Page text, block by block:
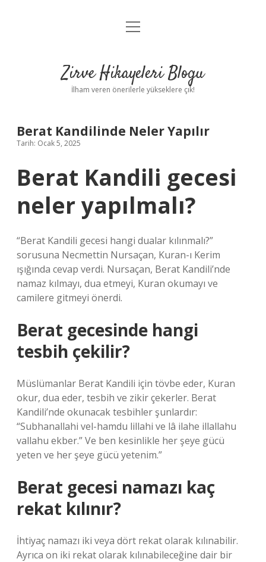
Anasayfa
Yasal Uyarı
menüyü
Zirve Hikayeleri Blogu
İlham veren önerilerle yükseklere çık!
Berat Kandilinde Neler Yapılır
Tarih: Ocak 5, 2025
Berat Kandili gecesi
neler yapılmalı?
“Berat Kandili gecesi hangi dualar kılınmalı?”
sorusuna Necmettin Nursaçan, Kuran-ı Kerim
ışığında cevap verdi. Nursaçan, Berat Kandili’nde
namaz kılmayı, dua etmeyi, Kuran okumayı ve
camilere gitmeyi önerdi.
Berat gecesinde hangi
tesbih çekilir?
Müslümanlar Berat Kandili için tövbe eder, Kuran
okur, dua eder, tesbih ve zikir çekerler. Berat
Kandili’nde okunacak tesbihler şunlardır:
“Subhanallahi vel-hamdu lillahi ve lâ ilahe illallahu
vallahu ekber.” Ve ben kesinlikle her şeye gücü
yeten ve her şeye gücü yetenim.”
Berat gecesi namazı kaç
rekat kılınır?
İhtiyaç namazı iki veya dört rekat olarak kılınabilir.
Ayrıca on iki rekat olarak kılınabileceğine dair bir